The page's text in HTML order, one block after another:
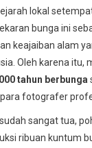
lokal
bunga ini
keajaiban alam
Oleh karena itu,
tahun berbunga
fotografer
sangat tua,
ribuan kuntum